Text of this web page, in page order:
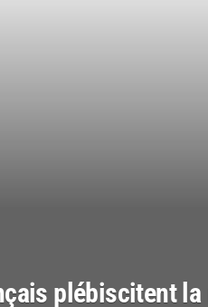
plébiscitent